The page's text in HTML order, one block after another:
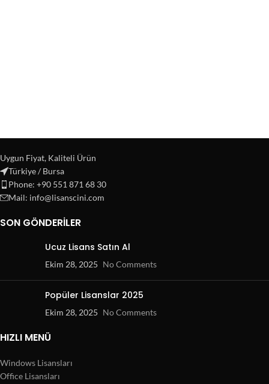
Uygun Fiyat, Kaliteli Ürün
Türkiye / Bursa
Phone: +90 551 871 68 30
Mail: info@lisanscini.com
SON GÖNDERILER
Ucuz Lisans Satın Al
Ekim 28, 2025 No Comments
Popüler Lisanslar 2025
Ekim 28, 2025 No Comments
HIZLI MENÜ
Windows Lisansları
Office Lisansları